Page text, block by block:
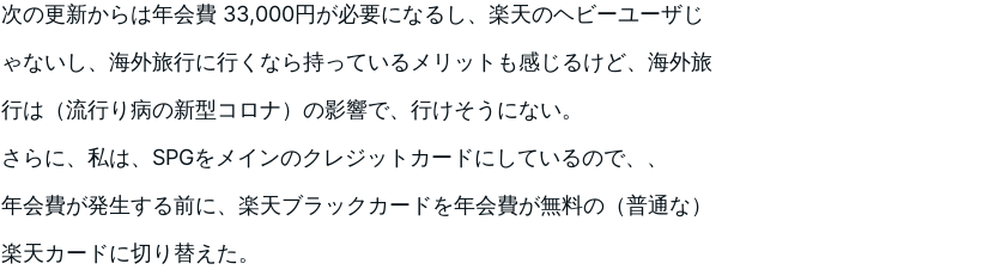
次の更新からは年会費 33,000円が必要になるし、楽天のヘビーユーザじ
ゃないし、海外旅行に行くなら持っているメリットも感じるけど、海外旅
行は（流行り病の新型コロナ）の影響で、行けそうにない。
さらに、私は、SPGをメインのクレジットカードにしているので、、
年会費が発生する前に、楽天ブラックカードを年会費が無料の（普通な）
楽天カードに切り替えた。